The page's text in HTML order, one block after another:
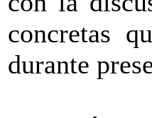
concretas
durante